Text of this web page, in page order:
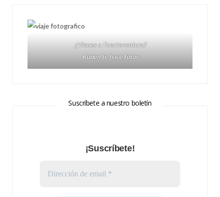
¿Vienes a Fuerteventura?
Ruben te hace fotos
Suscríbete a nuestro boletín
¡Suscríbete!